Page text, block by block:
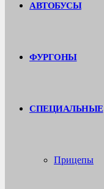
АВТОБУСЫ
ФУРГОНЫ
СПЕЦИАЛЬНЫЕ
Прицепы